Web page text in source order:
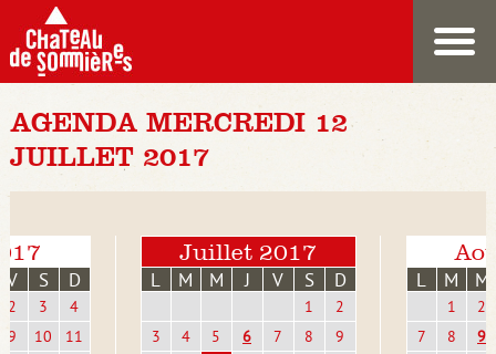
AGENDA MERCREDI 12
JUILLET 2017
V S D
2 3
4
9
10
11
Juillet 2017
L M M J V S D
1
2
3
4 5 6 7 8
9
L M M
1
2
7
8
9